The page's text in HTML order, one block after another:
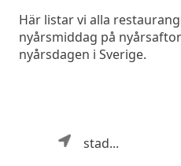
Här listar vi alla
nyårsmiddag på
nyårsdagen i Sverige.
stad...